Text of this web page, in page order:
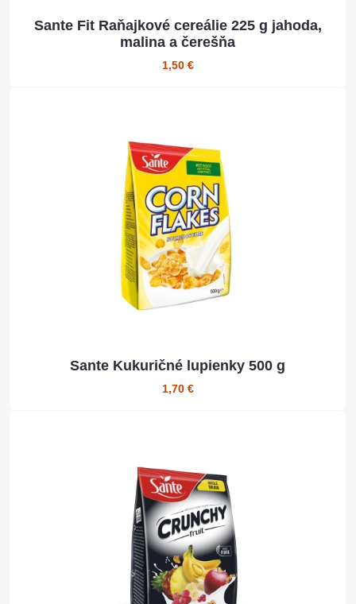
Sante Fit Raňajkové cereálie 225 g jahoda,
malina a čerešňa
1,50 €
Sante Kukuričné lupienky 500 g
1,70 €